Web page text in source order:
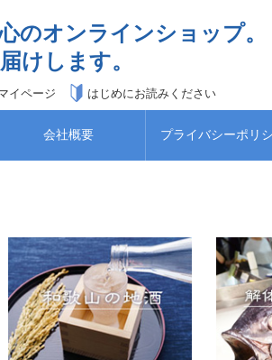
のオンラインショップ。
けします。
イページ はじめにお読みください
会社概要 プライバシーポリ